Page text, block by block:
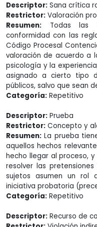
Descriptor: Sana crítica
Restrictor: Valoración
Resumen: Todas las
conformidad con las
Código Procesal
valoración de acuerdo a
psicología y la
asignado a cierto tipo
públicos, salvo que sean
Categoría: Repetitivo
Descriptor: Prueba
Restrictor: Concepto y
Resumen: La prueba
aquellos hechos
hecho llegar al proceso,
resolver las
sujetos asumen un rol
iniciativa probatoria
Categoría: Repetitivo
Descriptor: Recurso de